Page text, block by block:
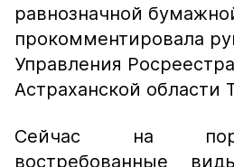
равнозначной
прокомментировала
Управления
Астраханской области
Сейчас на
востребованные